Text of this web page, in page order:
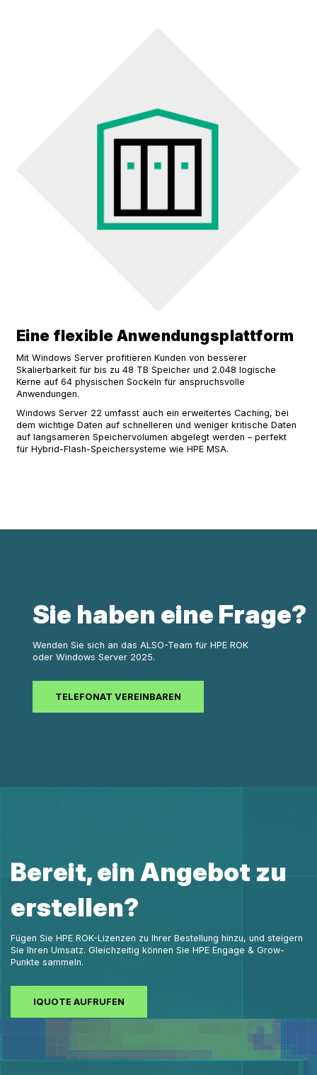
Eine flexible Anwendungsplattform
Mit Windows Server profitieren Kunden von besserer
Skalierbarkeit für bis zu 48 TB Speicher und 2.048 logische
Kerne auf 64 physischen Sockeln für anspruchsvolle
Anwendungen.
Windows Server 22 umfasst auch ein erweitertes Caching, bei
dem wichtige Daten auf schnelleren und weniger kritische Daten
auf langsameren Speichervolumen abgelegt werden – perfekt
für Hybrid-Flash-Speichersysteme wie HPE MSA.
Sie haben eine Frage?
Wenden Sie sich an das ALSO-Team für HPE ROK
oder Windows Server 2025.
TELEFONAT VEREINBAREN
Bereit, ein Angebot zu
erstellen?
Fügen Sie HPE ROK-Lizenzen zu Ihrer Bestellung hinzu, und steigern
Sie Ihren Umsatz. Gleichzeitig können Sie HPE Engage & Grow-
Punkte sammeln.
IQUOTE AUFRUFEN